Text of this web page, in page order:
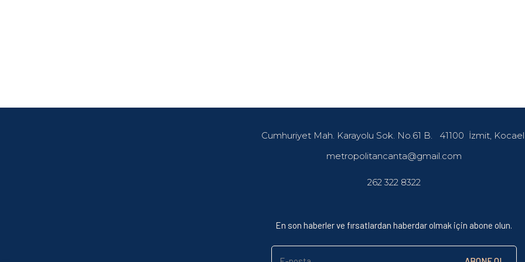
Cumhuriyet Mah. Karayolu Sok. No.61 B. 41100 İzmit,
metropolitancanta@gmail.com
262 322 8322
En son haberler ve fırsatlardan haberdar olmak için abone olun.